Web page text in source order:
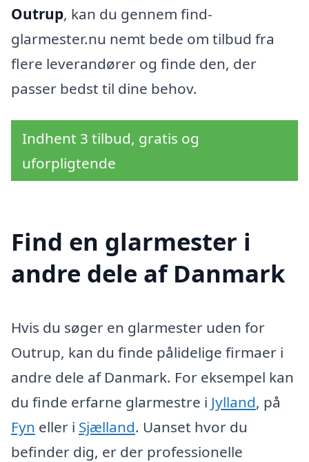
Outrup, kan du gennem find-
glarmester.nu nemt bede om tilbud fra
flere leverandører og finde den, der
passer bedst til dine behov.
Indhent 3 tilbud, gratis og
uforpligtende
Find en glarmester i
andre dele af Danmark
Hvis du søger en glarmester uden for
Outrup, kan du finde pålidelige firmaer i
andre dele af Danmark. For eksempel kan
du finde erfarne glarmestre i Jylland, på
Fyn eller i Sjælland. Uanset hvor du
befinder dig, er der professionelle